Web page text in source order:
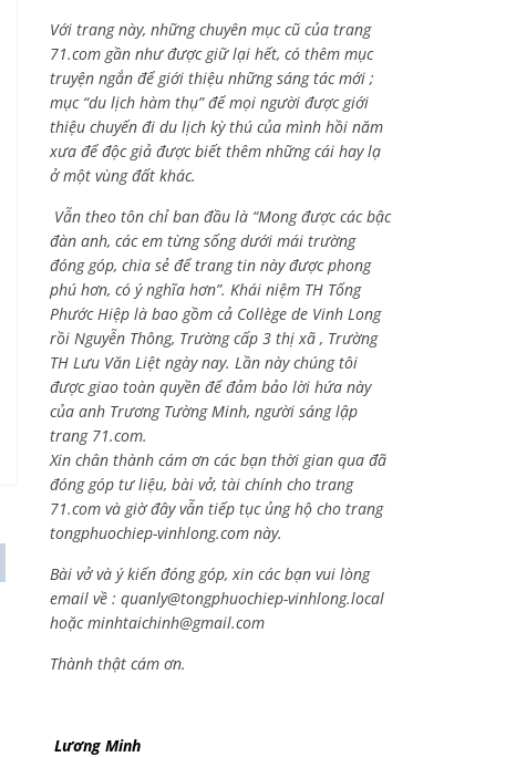
Với trang này, những chuyên mục cũ của trang
71.com gần như được giữ lại hết, có thêm mục
truyện ngắn để giới thiệu những sáng tác mới ;
mục “du lịch hàm thụ” để mọi người được giới
thiệu chuyến đi du lịch kỳ thú của mình hồi năm
xưa để độc giả được biết thêm những cái hay lạ
ở một vùng đất khác.
Vẫn theo tôn chỉ ban đầu là “Mong được các bậc
đàn anh, các em từng sống dưới mái trường
đóng góp, chia sẻ để trang tin này được phong
phú hơn, có ý nghĩa hơn”. Khái niệm TH Tống
Phước Hiệp là bao gồm cả Collège de Vinh Long
rồi Nguyễn Thông, Trường cấp 3 thị xã , Trường
TH Lưu Văn Liệt ngày nay. Lần này chúng tôi
được giao toàn quyền để đảm bảo lời hứa này
của anh Trương Tường Minh, người sáng lập
trang 71.com.
Xin chân thành cám ơn các bạn thời gian qua đã
đóng góp tư liệu, bài vở, tài chính cho trang
71.com và giờ đây vẫn tiếp tục ủng hộ cho trang
tongphuochiep-vinhlong.com này.
Bài vở và ý kiến đóng góp, xin các bạn vui lòng
email về : quanly@tongphuochiep-vinhlong.local
hoặcminhtaichinh@gmail.com
Thành thật cám ơn.
Lương Minh